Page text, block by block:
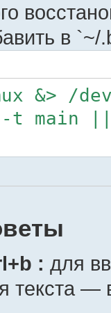
в `~/
&> /
||
: для
текста —